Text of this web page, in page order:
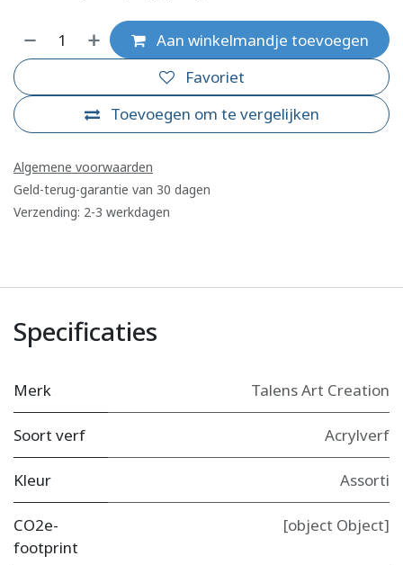
Aan winkelmandje toevoegen
Toevoegen om te vergelijken
Favoriet
Algemene voorwaarden
Geld-terug-garantie van 30 dagen
Verzending: 2-3 werkdagen
Specificaties
Merk Talens Art Creation
Soort verf Acrylverf
Kleur Assorti
CO2e-
footprint
[object Object]